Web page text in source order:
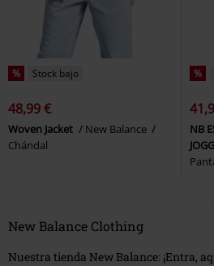
% Stock bajo
48,99 €
Woven Jacket
New Balance
Chándal
%
NB
New Balance Clothing
Nuestra tienda New Balance: ¡Entra,